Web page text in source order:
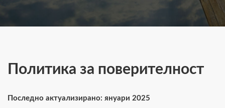
Политика за поверителност
Последно актуализирано: януари 2025